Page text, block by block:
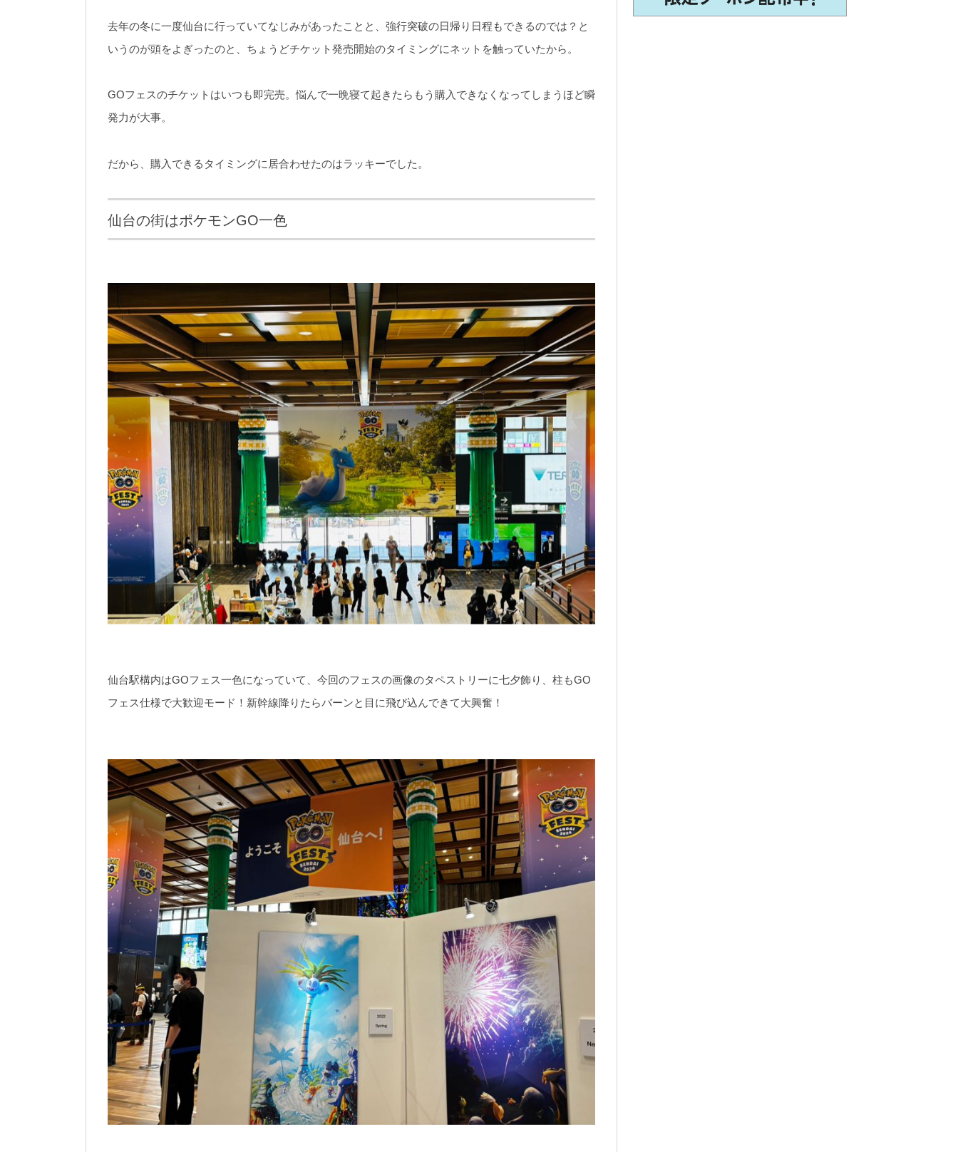
去年の冬に一度仙台に行っていてなじみがあったことと、強行突破の日帰り日程もできるのでは？と
いうのが頭をよぎったのと、ちょうどチケット発売開始のタイミングにネットを触っていたから。
GOフェスのチケットはいつも即完売。悩んで一晩寝て起きたらもう購入できなくなってしまうほど瞬
発力が大事。
だから、購入できるタイミングに居合わせたのはラッキーでした。
仙台の街はポケモンGO一色
仙台駅構内はGOフェス一色になっていて、今回のフェスの画像のタペストリーに七夕飾り、柱もGO
フェス仕様で大歓迎モード！新幹線降りたらバーンと目に飛び込んできて大興奮！